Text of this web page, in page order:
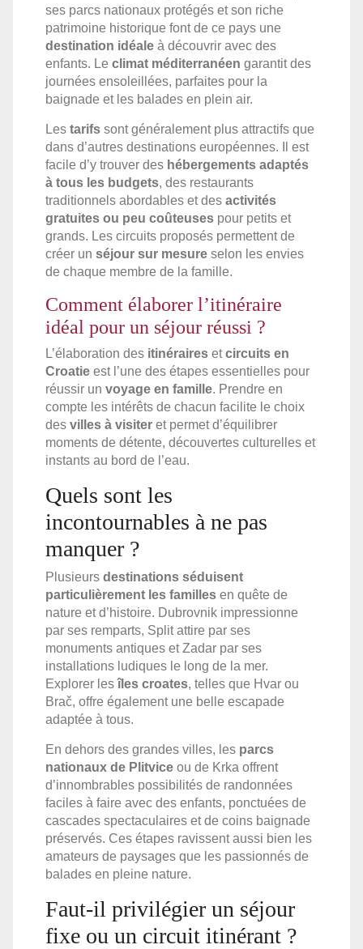
ses parcs nationaux protégés et son riche
patrimoine historique font de ce pays une
destination idéale à découvrir avec des
enfants. Le climat méditerranéen garantit des
journées ensoleillées, parfaites pour la
baignade et les balades en plein air.
Les tarifs sont généralement plus attractifs que
dans d’autres destinations européennes. Il est
facile d’y trouver des hébergements adaptés
à tous les budgets, des restaurants
traditionnels abordables et des activités
gratuites ou peu coûteuses pour petits et
grands. Les circuits proposés permettent de
créer un séjour sur mesure selon les envies
de chaque membre de la famille.
Comment élaborer l’itinéraire
idéal pour un séjour réussi ?
L’élaboration des itinéraires etcircuits en
Croatie est l’une des étapes essentielles pour
réussir un voyage en famille. Prendre en
compte les intérêts de chacun facilite le choix
des villes à visiter et permet d’équilibrer
moments de détente, découvertes culturelles et
instants au bord de l’eau.
Quels sont les
incontournables à ne pas
manquer ?
Plusieurs destinations séduisent
particulièrement les familles en quête de
nature et d’histoire. Dubrovnik impressionne
par ses remparts, Split attire par ses
monuments antiques et Zadar par ses
installations ludiques le long de la mer.
Explorer lesîles croates, telles que Hvar ou
Brač, offre également une belle escapade
adaptée à tous.
En dehors des grandes villes, les parcs
nationaux de Plitvice ou de Krka offrent
d’innombrables possibilités de randonnées
faciles à faire avec des enfants, ponctuées de
cascades spectaculaires et de coins baignade
préservés. Ces étapes ravissent aussi bien les
amateurs de paysages que les passionnés de
balades en pleine nature.
Faut-il privilégier un séjour
fixe ou un circuit itinérant ?